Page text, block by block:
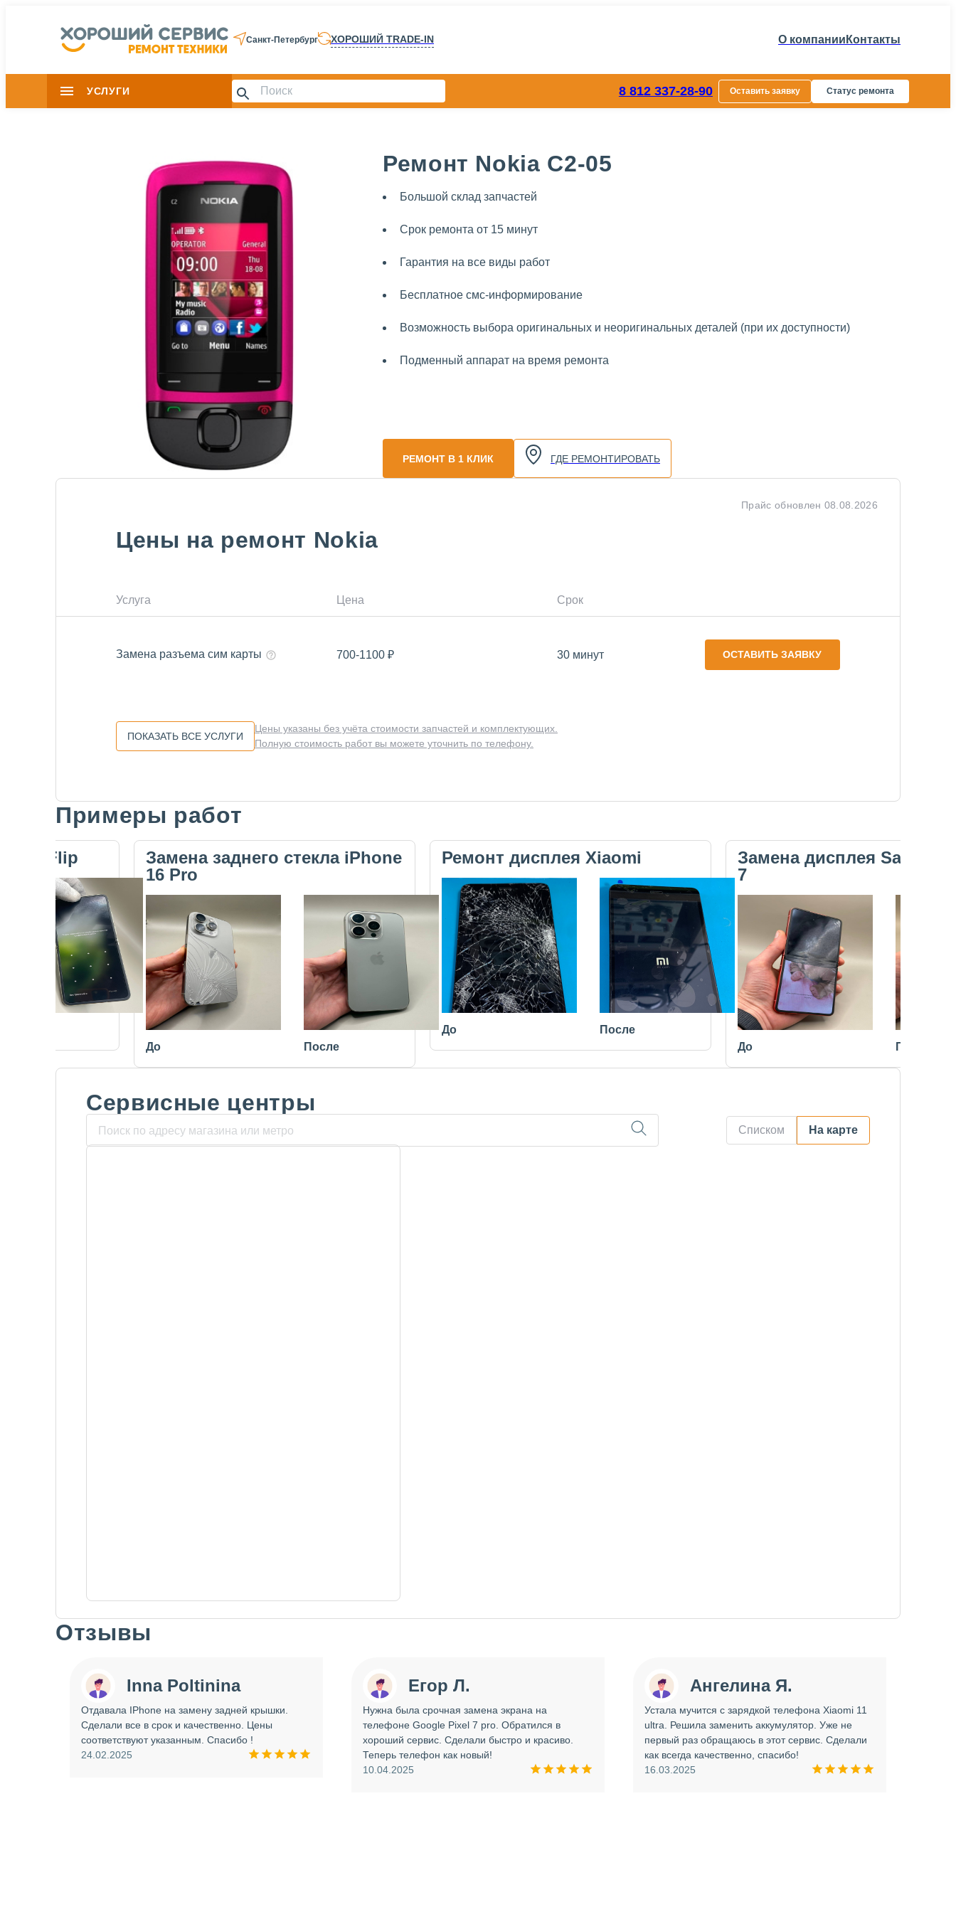
Санкт-Петербург ХОРОШИЙ TRADE-IN О компании Контакты
УСЛУГИ 8 812 337-28-90 Оставить заявку Статус ремонта
Ремонт Nokia C2-05
Большой склад запчастей
Срок ремонта от 15 минут
Гарантия на все виды работ
Бесплатное смс-информирование
Возможность выбора оригинальных и неоригинальных деталей (при их доступности)
Подменный аппарат на время ремонта
РЕМОНТ В 1 КЛИК ГДЕ РЕМОНТИРОВАТЬ
Цены на ремонт Nokia
Прайс обновлен 08.08.2026
Услуга Цена Срок
Замена разъема сим карты 700-1100₽ 30 минут ОСТАВИТЬ ЗАЯВКУ
ПОКАЗАТЬ ВСЕ УСЛУГИ
Цены указаны без учёта стоимости запчастей и комплектующих.
Полную стоимость работ вы можете уточнить по телефону.
Примеры работ
Flip
Замена заднего стекла iPhone
16 Pro
До После
Ремонт дисплея Xiaomi
До После
Замена дисплея
7
До После
Сервисные центры
Списком На карте
Отзывы
Inna Poltinina
Отдавала IPhone на замену задней крышки.
Сделали все в срок и качественно. Цены
соответствуют указанным. Спасибо !
24.02.2025
Егор Л.
Нужна была срочная замена экрана на
телефоне Google Pixel 7 pro. Обратился в
хороший сервис. Сделали быстро и красиво.
Теперь телефон как новый!
10.04.2025
Ангелина Я.
Устала мучится с зарядкой телефона Xiaomi 11
ultra. Решила заменить аккумулятор. Уже не
первый раз обращаюсь в этот сервис. Сделали
как всегда качественно, спасибо!
16.03.2025